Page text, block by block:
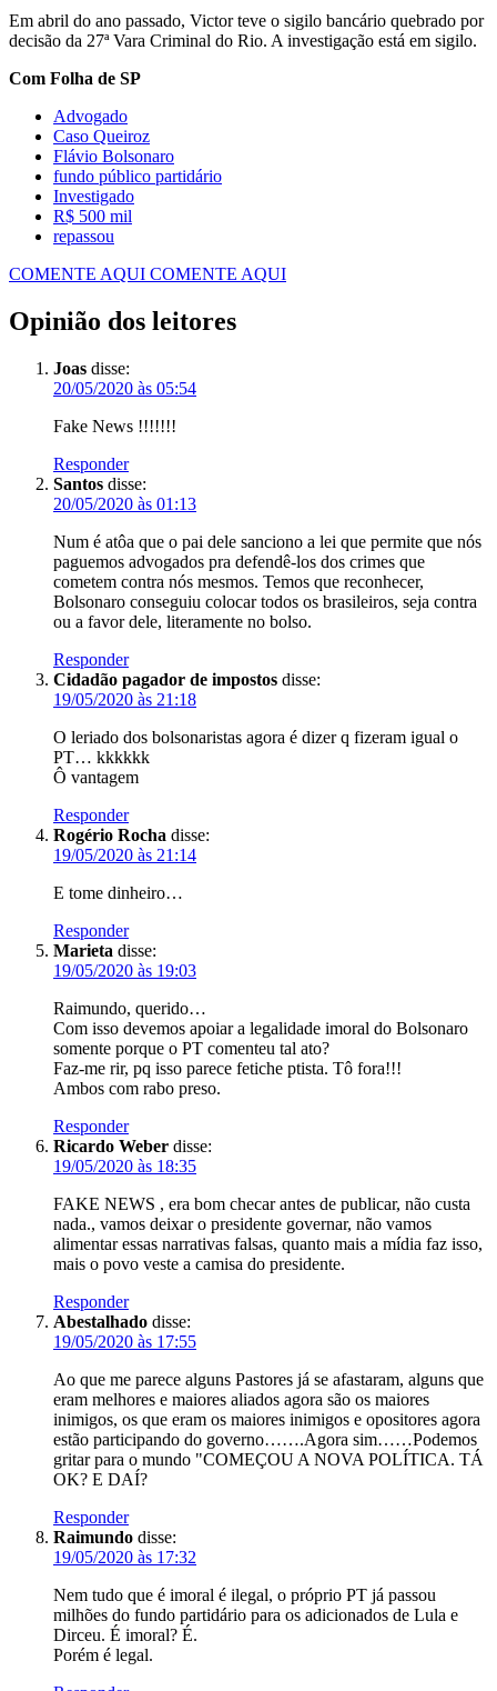
Em abril do ano passado, Victor teve o sigilo bancário quebrado por
decisão da 27ª Vara Criminal do Rio. A investigação está em sigilo.
Com Folha de SP
Advogado
Caso Queiroz
Flávio Bolsonaro
fundo público partidário
Investigado
R$ 500 mil
repassou
COMENTE AQUI COMENTE AQUI
Opinião dos leitores
Joas disse:
20/05/2020 às 05:54
Fake News !!!!!!!
Responder
Santos disse:
20/05/2020 às 01:13
Num é atôa que o pai dele sanciono a lei que permite que nós
paguemos advogados pra defendê-los dos crimes que
cometem contra nós mesmos. Temos que reconhecer,
Bolsonaro conseguiu colocar todos os brasileiros, seja contra
ou a favor dele, literamente no bolso.
Responder
Cidadão pagador de impostos disse:
19/05/2020 às 21:18
O leriado dos bolsonaristas agora é dizer q fizeram igual o
PT… kkkkkk
Ô vantagem
Responder
Rogério Rocha disse:
19/05/2020 às 21:14
E tome dinheiro…
Responder
Marieta disse:
19/05/2020 às 19:03
Raimundo, querido…
Com isso devemos apoiar a legalidade imoral do Bolsonaro
somente porque o PT comenteu tal ato?
Faz-me rir, pq isso parece fetiche ptista. Tô fora!!!
Ambos com rabo preso.
Responder
Ricardo Weber disse:
19/05/2020 às 18:35
FAKE NEWS , era bom checar antes de publicar, não custa
nada., vamos deixar o presidente governar, não vamos
alimentar essas narrativas falsas, quanto mais a mídia faz isso,
mais o povo veste a camisa do presidente.
Responder
Abestalhado disse:
19/05/2020 às 17:55
Ao que me parece alguns Pastores já se afastaram, alguns que
eram melhores e maiores aliados agora são os maiores
inimigos, os que eram os maiores inimigos e opositores agora
estão participando do governo…….Agora sim……Podemos
gritar para o mundo "COMEÇOU A NOVA POLÍTICA. TÁ
OK? E DAÍ?
Responder
Raimundo disse:
19/05/2020 às 17:32
Nem tudo que é imoral é ilegal, o próprio PT já passou
milhões do fundo partidário para os adicionados de Lula e
Dirceu. É imoral? É.
Porém é legal.